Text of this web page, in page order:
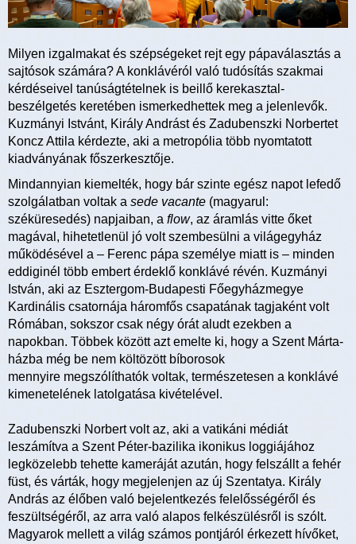
Milyen izgalmakat és szépségeket rejt egy pápaválasztás a
sajtósok számára? A konklávéról való tudósítás szakmai
kérdéseivel tanúságtételnek is beillő kerekasztal-
beszélgetés keretében ismerkedhettek meg a jelenlevők.
Kuzmányi Istvánt, Király Andrást és Zadubenszki Norbertet
Koncz Attila kérdezte, aki a metropólia több nyomtatott
kiadványának főszerkesztője.
Mindannyian kiemelték, hogy bár szinte egész napot lefedő
szolgálatban voltak a sede vacante (magyarul:
széküresedés) napjaiban, a flow, az áramlás vitte őket
magával, hihetetlenül jó volt szembesülni a világegyház
működésével a – Ferenc pápa személye miatt is – minden
eddiginél több embert érdeklő konklávé révén. Kuzmányi
István, aki az Esztergom-Budapesti Főegyházmegye
Kardinális csatornája háromfős csapatának tagjaként volt
Rómában, sokszor csak négy órát aludt ezekben a
napokban. Többek között azt emelte ki, hogy a Szent Márta-
házba még be nem költözött bíborosok
mennyire megszólíthatók voltak, természetesen a konklávé
kimenetelének latolgatása kivételével.
Zadubenszki Norbert volt az, aki a vatikáni médiát
leszámítva a Szent Péter-bazilika ikonikus loggiájához
legközelebb tehette kameráját azután, hogy felszállt a fehér
füst, és várták, hogy megjelenjen az új Szentatya. Király
András az élőben való bejelentkezés felelősségéről és
feszültségéről, az arra való alapos felkészülésről is szólt.
Magyarok mellett a világ számos pontjáról érkezett hívőket,